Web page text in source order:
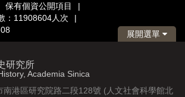
保有個資公開項目
|
：11908604人次
|
展開選單
研究所
Academia Sinica
南港區研究院路二段128號 (人文社會科學館北